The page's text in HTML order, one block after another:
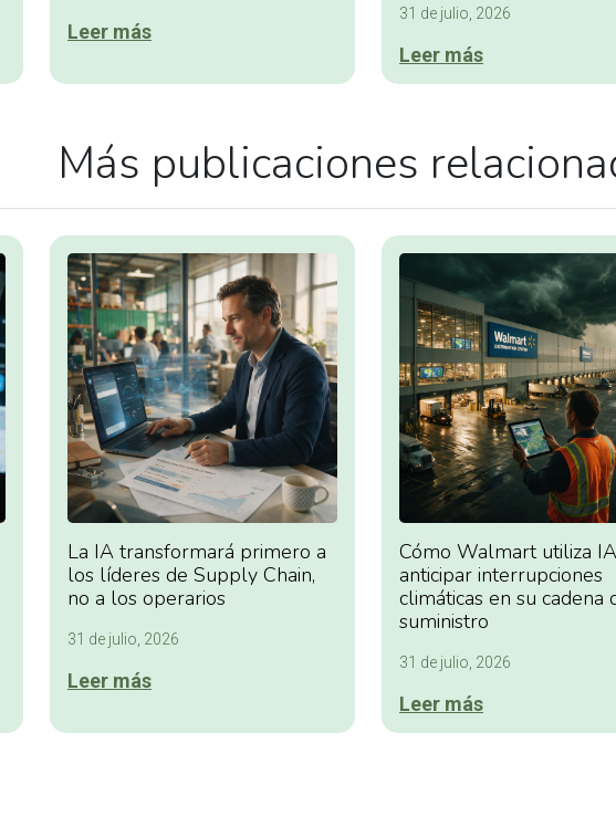
Leer más
31 de julio, 2026
Leer más
Más publicaciones
La IA transformará primero a
los líderes de Supply Chain,
no a los operarios
31 de julio, 2026
Leer más
Cómo Walmart utiliza
anticipar interrupciones
climáticas en su cadena
suministro
31 de julio, 2026
Leer más